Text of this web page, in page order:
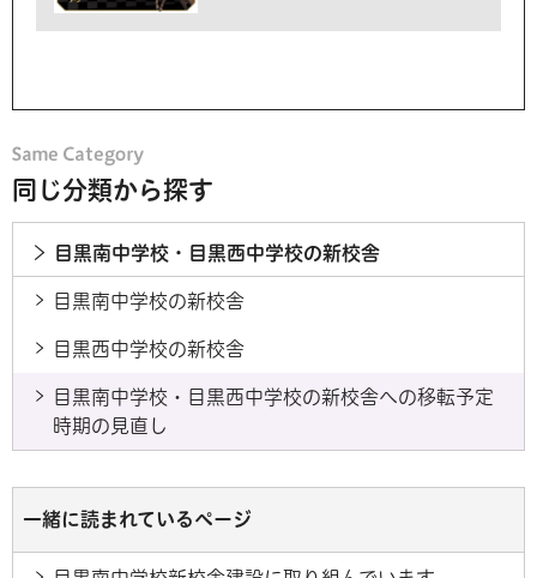
同じ分類から探す
目黒南中学校・目黒西中学校の新校舎
目黒南中学校の新校舎
目黒西中学校の新校舎
目黒南中学校・目黒西中学校の新校舎への移転予定
時期の見直し
一緒に読まれているページ